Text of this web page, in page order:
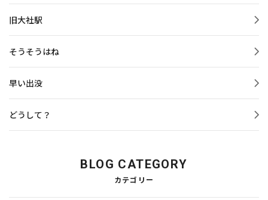
旧大社駅
そうそうはね
早い出没
どうして？
BLOG CATEGORY
カテゴリー